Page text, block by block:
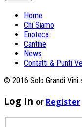
Home
Chi Siamo
Enoteca
Cantine
News
Contatti & Punti
© 2016 Solo Grandi Vini
Log In or Register